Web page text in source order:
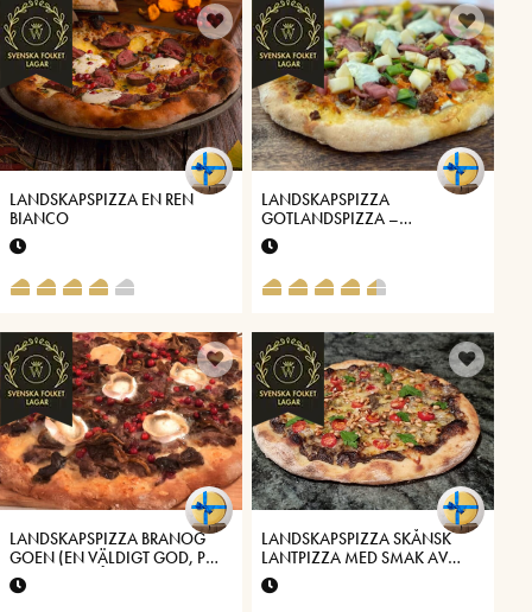
LANDSKAPSPIZZA EN REN
BIANCO
LANDSKAPSPIZZA
GOTLANDSPIZZA –
LAMMFÄRS, MOROT, KAJP-&
RAMSLÖK SAMT
STENKYRKEÄPPLE
LANDSKAPSPIZZA BRANOG
GOEN (EN VÄLDIGT GOD, PÅ
HÄLSINGEMÅL)
LANDSKAPSPIZZA SKÅNSK
LANTPIZZA MED SMAK AV
ÄNGSCHAMPINJONER OCH
RAMSLÖK